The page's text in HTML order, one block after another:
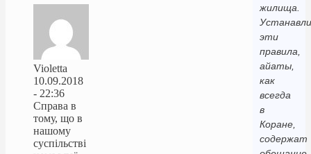
жилища.
эти
правила,
айаты,
как
всегда
в
Коране,
содержат
Violetta
10.09.2018
- 22:36
Справа в
тому, що в
нашому
суспільстві